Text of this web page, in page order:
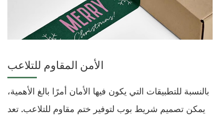
الأمن المقاوم للتلاعب
بالنسبة للتطبيقات التي يكون فيها الأمان أمرًا بالغ الأهمية،
يمكن تصميم شريط بوب لتوفير ختم مقاوم للتلاعب. تعد